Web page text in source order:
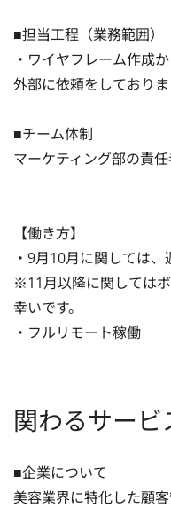
■担当工程（業務範囲）
・ワイヤフレーム作成
外部に依頼をしており
■チーム体制
マーケティング部の責
【働き方】
・9月10月に関しては
※11月以降に関しては
幸いです。
・フルリモート稼働
関わるサービ
■企業について
美容業界に特化した顧